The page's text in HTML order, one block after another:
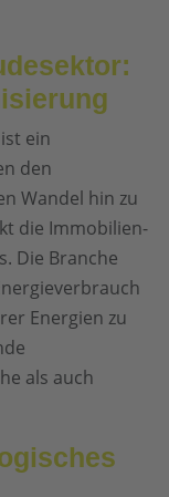
ein
den
Wandel hin zu
die Immobilien-
Die Branche
Energien zu
als auch